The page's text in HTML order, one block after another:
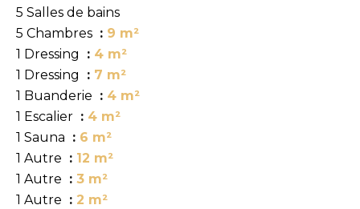
5 Salles de bains
5 Chambres
9 m²
1 Dressing
4 m²
1 Dressing
7 m²
1 Buanderie
4 m²
1 Escalier
4 m²
1 Sauna
6 m²
1 Autre
12 m²
1 Autre
3 m²
1 Autre
2 m²